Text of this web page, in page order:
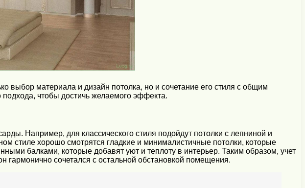
выбор материала и дизайн потолка, но и сочетание его стиля с общим
чтобы достичь желаемого эффекта.
Например, для классического стиля подойдут потолки с лепниной и
стиле хорошо смотрятся гладкие и минималистичные потолки, которые
балками, которые добавят уют и теплоту в интерьер. Таким образом, учет
сочетался с остальной обстановкой помещения.